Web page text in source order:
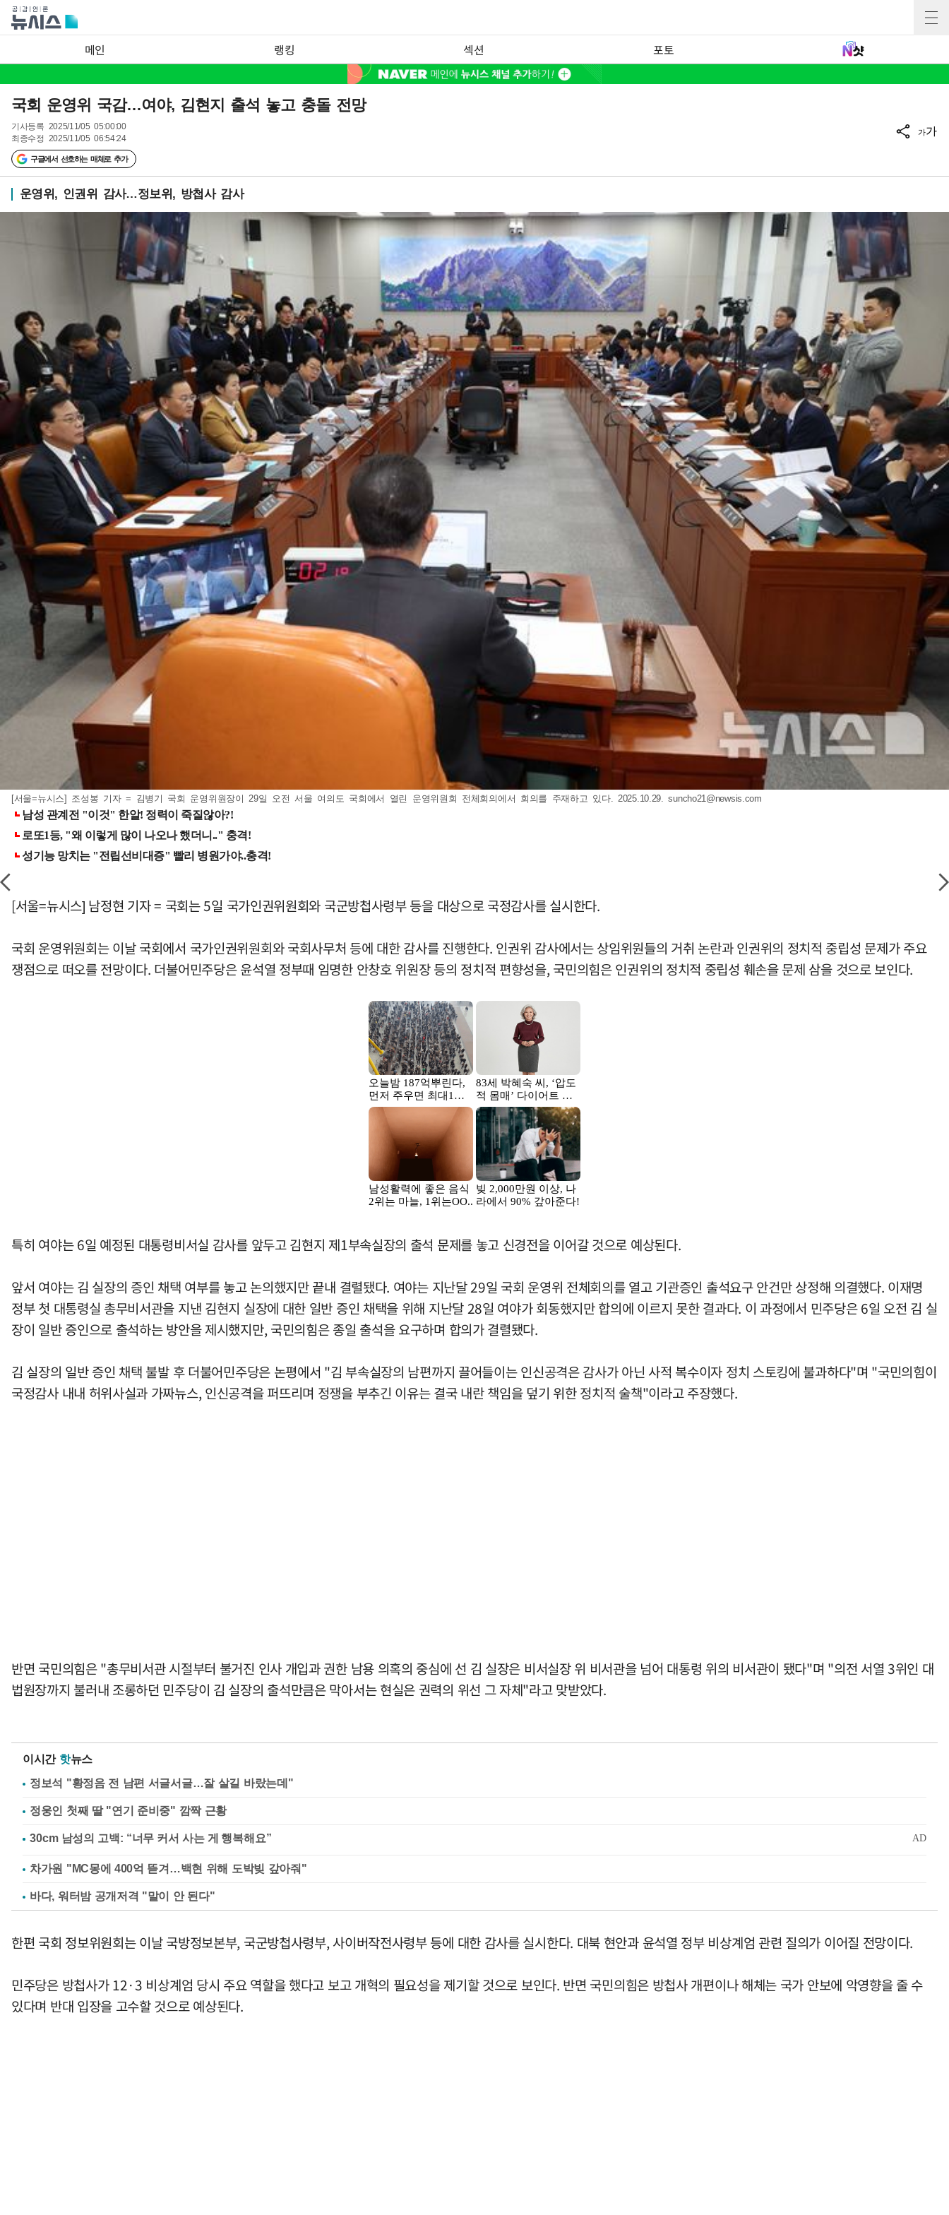
메인 랭킹 섹션 포토
국회 운영위 국감…여야, 김현지 출석 놓고 충돌 전망
기사등록 2025/11/05 05:00:00
최종수정 2025/11/05 06:54:24
구글에서 선호하는 매체로 추가
가가
운영위, 인권위 감사…정보위, 방첩사 감사
[서울=뉴시스] 조성봉 기자 = 김병기 국회 운영위원장이 29일 오전 서울 여의도 국회에서 열린 운영위원회 전체회의에서 회의를 주재하고 있다. 2025.10.29.suncho21@newsis.com
[서울=뉴시스] 남정현 기자 = 국회는 5일 국가인권위원회와 국군방첩사령부 등을 대상으로 국정감사를 실시한다.
국회 운영위원회는 이날 국회에서 국가인권위원회와 국회사무처 등에 대한 감사를 진행한다. 인권위 감사에서는 상임위원들의 거취 논란과 인권위의 정치적 중립성 문제가 주요
쟁점으로 떠오를 전망이다. 더불어민주당은 윤석열 정부때 임명한 안창호 위원장 등의 정치적 편향성을, 국민의힘은 인권위의 정치적 중립성 훼손을 문제 삼을 것으로 보인다.
특히 여야는 6일 예정된 대통령비서실 감사를 앞두고 김현지 제1부속실장의 출석 문제를 놓고 신경전을 이어갈 것으로 예상된다.
앞서 여야는 김 실장의 증인 채택 여부를 놓고 논의했지만 끝내 결렬됐다. 여야는 지난달 29일 국회 운영위 전체회의를 열고 기관증인 출석요구 안건만 상정해 의결했다. 이재명
정부 첫 대통령실 총무비서관을 지낸 김현지 실장에 대한 일반 증인 채택을 위해 지난달 28일 여야가 회동했지만 합의에 이르지 못한 결과다. 이 과정에서 민주당은 6일 오전 김 실
장이 일반 증인으로 출석하는 방안을 제시했지만, 국민의힘은 종일 출석을 요구하며 합의가 결렬됐다.
김 실장의 일반 증인 채택 불발 후 더불어민주당은 논평에서 "김 부속실장의 남편까지 끌어들이는 인신공격은 감사가 아닌 사적 복수이자 정치 스토킹에 불과하다"며 "국민의힘이
국정감사 내내 허위사실과 가짜뉴스, 인신공격을 퍼뜨리며 정쟁을 부추긴 이유는 결국 내란 책임을 덮기 위한 정치적 술책"이라고 주장했다.
반면 국민의힘은 "총무비서관 시절부터 불거진 인사 개입과 권한 남용 의혹의 중심에 선 김 실장은 비서실장 위 비서관을 넘어 대통령 위의 비서관이 됐다"며 "의전 서열 3위인 대
법원장까지 불러내 조롱하던 민주당이 김 실장의 출석만큼은 막아서는 현실은 권력의 위선 그 자체"라고 맞받았다.
이시간 핫뉴스
정보석 "황정음 전 남편 서글서글…잘 살길 바랐는데"
정웅인 첫째 딸 "연기 준비중" 깜짝 근황
차가원 "MC몽에 400억 뜯겨…백현 위해 도박빚 갚아줘"
바다, 워터밤 공개저격 "말이 안 된다"
한편 국회 정보위원회는 이날 국방정보본부, 국군방첩사령부, 사이버작전사령부 등에 대한 감사를 실시한다. 대북 현안과 윤석열 정부 비상계엄 관련 질의가 이어질 전망이다.
민주당은 방첩사가 12·3 비상계엄 당시 주요 역할을 했다고 보고 개혁의 필요성을 제기할 것으로 보인다. 반면 국민의힘은 방첩사 개편이나 해체는 국가 안보에 악영향을 줄 수
있다며 반대 입장을 고수할 것으로 예상된다.